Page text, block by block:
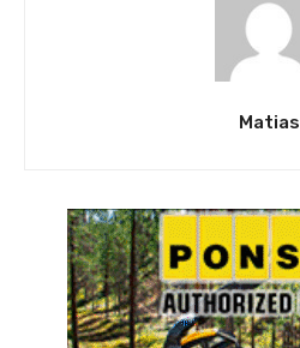
Matias